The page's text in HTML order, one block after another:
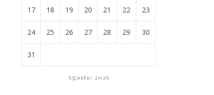
Agosto: 2026
17 18 19 20 21 22 23
24 25 26 27 28 29 30
31